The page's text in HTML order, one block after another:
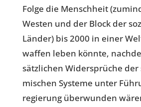
Folge die Mensch­heit
Westen und der Block der
Länder) bis 2000 in einer
waf­fen leben könnte,
sätz­li­chen Wider­sprü­che
mi­schen Systeme unter
re­gie­rung über­wun­den